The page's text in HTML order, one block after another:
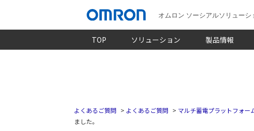
オムロン ソーシアルソリューシ
TOP ソリューション 製品情報
よくあるご質問 > よくあるご質問 > マルチ蓄電プラットフォー
ました。